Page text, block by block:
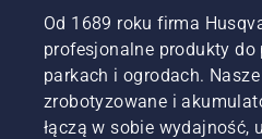
Od 1689 roku firma
profesjonalne produkty do
parkach i ogrodach.
zrobotyzowane i
łączą w sobie wydajność,